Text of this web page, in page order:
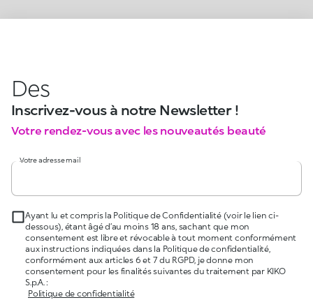
Des
Inscrivez-vous à notre Newsletter !
Votre rendez-vous avec les nouveautés beauté
Votre adresse mail
Ayant lu et compris la Politique de Confidentialité (voir le lien ci-
dessous), étant âgé d’au moins 18 ans, sachant que mon
consentement est libre et révocable à tout moment conformément
aux instructions indiquées dans la Politique de confidentialité,
conformément aux articles 6 et 7 du RGPD, je donne mon
consentement pour les finalités suivantes du traitement par KIKO
S.p.A. :
Politique de confidentialité